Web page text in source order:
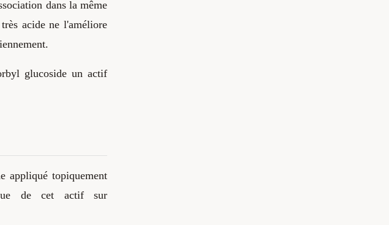
dans la même
acide ne l'améliore
glucoside un actif
appliqué topiquement
de cet actif sur